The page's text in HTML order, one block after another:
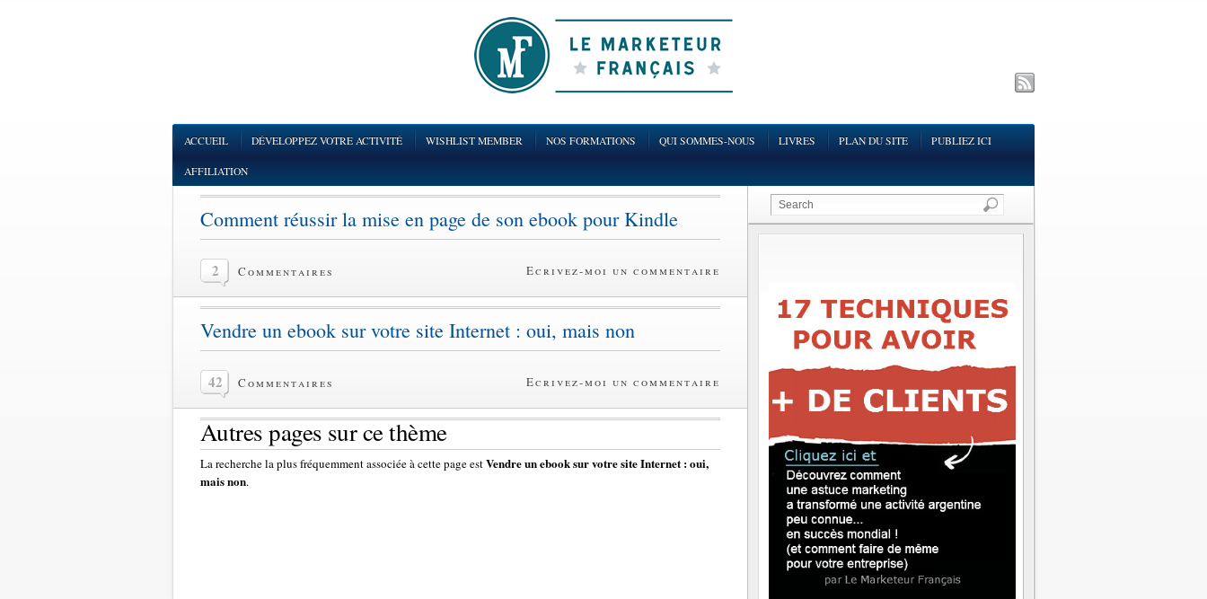
ACCUEIL DÉVELOPPEZ VOTRE ACTIVITÉ WISHLIST MEMBER NOS FORMATIONS QUI SOMMES-NOUS LIVRES PLAN DU SITE PUBLIEZ ICI
AFFILIATION
Comment réussir la mise en page de son ebook pour Kindle
2 Commentaires Ecrivez-moi un commentaire
Vendre un ebook sur votre site Internet : oui, mais non
42 Commentaires Ecrivez-moi un commentaire
Autres pages sur ce thème
La recherche la plus fréquemment associée à cette page estVendre un ebook sur votre site Internet : oui,
mais non.